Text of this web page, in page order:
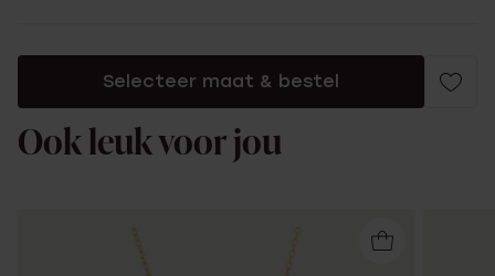
Selecteer maat & bestel
Ook leuk voor jou